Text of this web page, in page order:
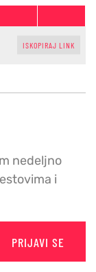
ISKOPIRAJ LINK
nedeljno
i
PRIJAVI SE